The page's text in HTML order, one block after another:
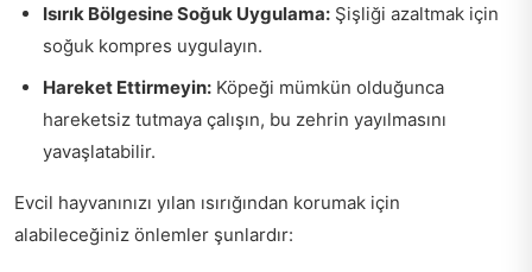
Isırık Bölgesine Soğuk Uygulama: Şişliği azaltmak için
soğuk kompres uygulayın.
Hareket Ettirmeyin: Köpeği mümkün olduğunca
hareketsiz tutmaya çalışın, bu zehrin yayılmasını
yavaşlatabilir.
Evcil hayvanınızı yılan ısırığından korumak için
alabileceğiniz önlemler şunlardır: